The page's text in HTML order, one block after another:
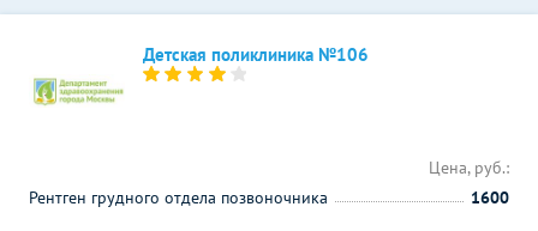
Детская поликлиника №106
Цена, руб.:
Рентген грудного отдела позвоночника
1600